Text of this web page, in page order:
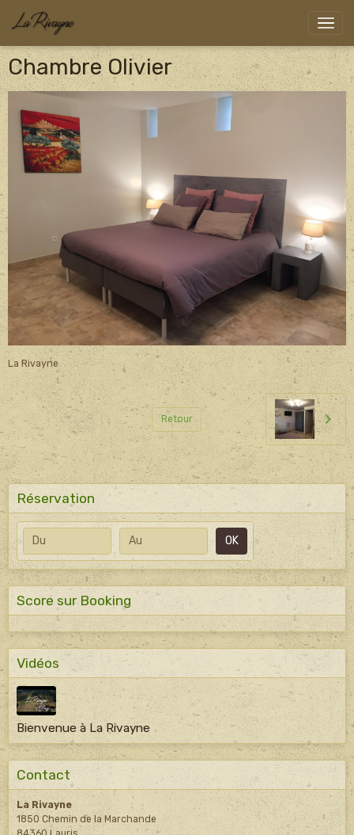
Chambre Olivier
La Rivayne
Retour
Réservation
Date de début Date de fin OK
Score sur Booking
Vidéos
Bienvenue à La Rivayne
Contact
La Rivayne
1850 Chemin de la Marchande